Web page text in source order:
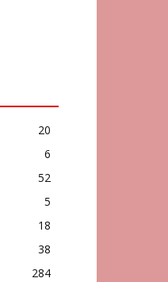
20
6
52
5
18
38
284